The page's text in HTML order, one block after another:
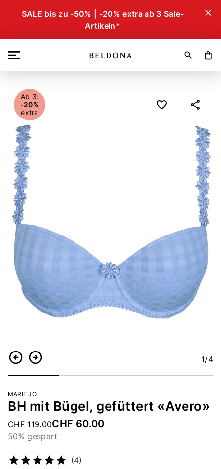
SALE bis zu -50% | -20% extra ab 3 Sale-
Artikeln*
close
search shopping_bag
ZurückWeiter 1/4
Ab 3:
-20%
extra
MARIE JO
BH mit Bügel, gefüttert «Avero»
Price reduced from
CHF 119.00CHF 60.00
50% gespart
(4)